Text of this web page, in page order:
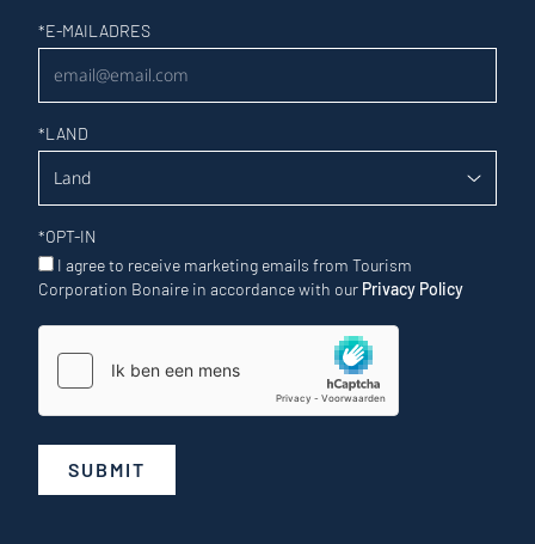
Nieuwsbrief
*E-MAILADRES
*LAND
*OPT-IN
I agree to receive marketing emails from Tourism
Corporation Bonaire in accordance with our Privacy Policy
SUBMIT